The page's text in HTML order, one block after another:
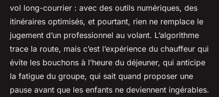
vol long-courrier : avec des outils numériques, des
itinéraires optimisés, et pourtant, rien ne remplace le
jugement d’un professionnel au volant. L’algorithme
trace la route, mais c’est l’expérience du chauffeur qui
évite les bouchons à l’heure du déjeuner, qui anticipe
la fatigue du groupe, qui sait quand proposer une
pause avant que les enfants ne deviennent ingérables.